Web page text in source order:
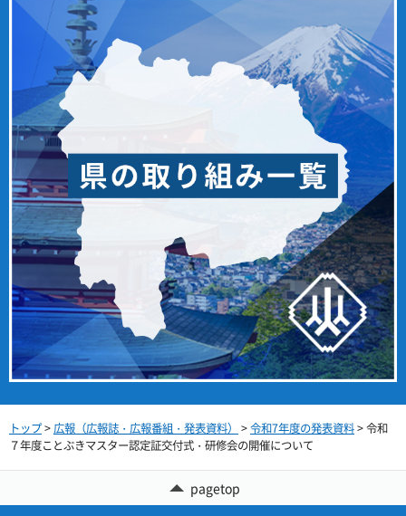
トップ>広報（広報誌・広報番組・発表資料） >令和7年度の発表資料> 令和
７年度ことぶきマスター認定証交付式・研修会の開催について
pagetop